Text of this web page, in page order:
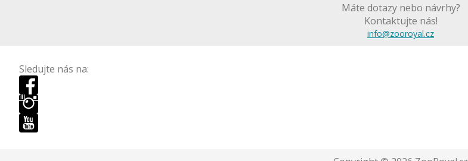
Máte dotazy nebo návrhy?
Kontaktujte nás!
info@zooroyal.cz
Sledujte nás na: